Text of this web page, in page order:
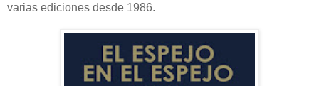
varias ediciones desde 1986.